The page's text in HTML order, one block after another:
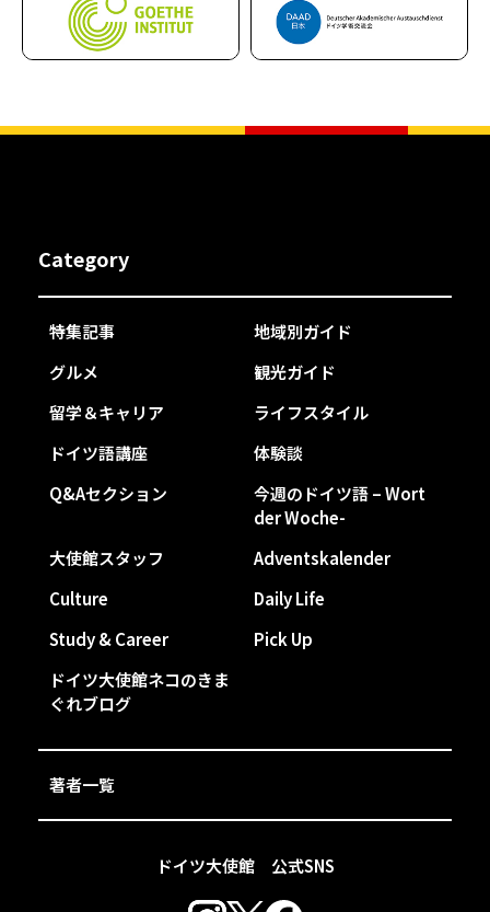
ドイツ大使館 公式SNS
Category
特集記事
地域別ガイド
グルメ
観光ガイド
留学＆キャリア
ライフスタイル
ドイツ語講座
体験談
Q&Aセクション
今週のドイツ語 – Wort
der Woche-
大使館スタッフ
Adventskalender
Culture
Daily Life
Study & Career
Pick Up
ドイツ大使館ネコのきま
ぐれブログ
著者一覧